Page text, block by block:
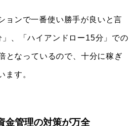
ョンで一番使い勝手が良いと言
、「ハイアンドロー15分」での
となっているので、十分に稼ぎ
ます。
金管理の対策が万全